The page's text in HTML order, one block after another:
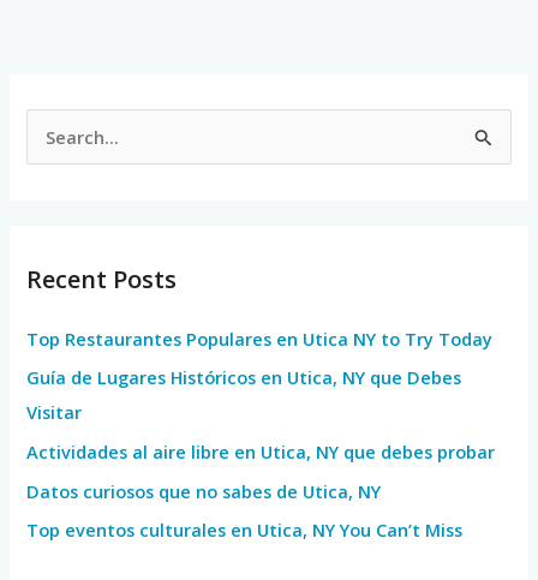
c
f
o
r
:
Recent Posts
Top Restaurantes Populares en Utica NY to Try Today
Guía de Lugares Históricos en Utica, NY que Debes
Visitar
Actividades al aire libre en Utica, NY que debes probar
Datos curiosos que no sabes de Utica, NY
Top eventos culturales en Utica, NY You Can’t Miss